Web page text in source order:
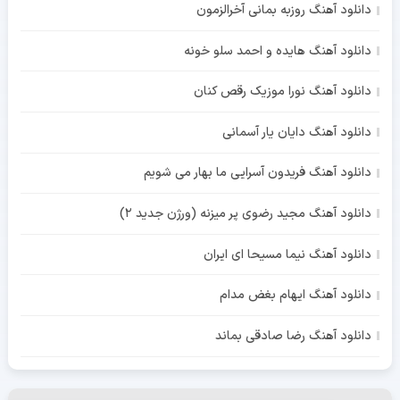
دانلود آهنگ روزبه بمانی آخرالزمون
دانلود آهنگ هایده و احمد سلو خونه
دانلود آهنگ نورا موزیک رقص کنان
دانلود آهنگ دایان یار آسمانی
دانلود آهنگ فریدون آسرایی ما بهار می شویم
دانلود آهنگ مجید رضوی پر میزنه (ورژن جدید 2)
دانلود آهنگ نیما مسیحا ای ایران
دانلود آهنگ ایهام بغض مدام
دانلود آهنگ رضا صادقی بماند